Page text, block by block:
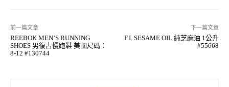
前一篇文章
REEBOK MEN’S RUNNING
SHOES 男復古慢跑鞋 美國尺碼：
8-12 #130744
下一篇文章
F.I. SESAME OIL 純芝麻油 1公升
#55668